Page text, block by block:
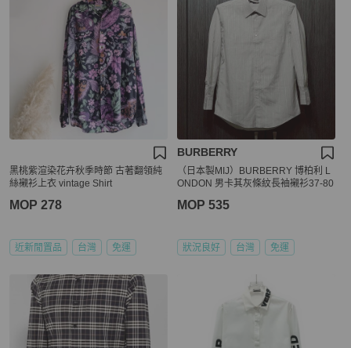
黑桃紫渲染花卉秋季時節 古著翻領純
絲襯衫上衣 vintage Shirt
MOP 278
近新閒置品 台灣 免運
BURBERRY
（日本製MIJ）BURBERRY 博柏利 L
ONDON 男卡其灰條紋長袖襯衫37-80
MOP 535
狀況良好 台灣 免運